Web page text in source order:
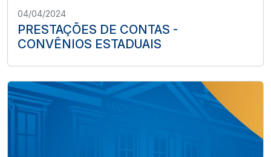
04/04/2024
PRESTAÇÕES DE CONTAS -
CONVÊNIOS ESTADUAIS